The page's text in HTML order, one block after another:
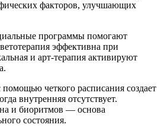
факторов, улучшающих
программы помогают
эффективна при
и арт-терапия активируют
четкого расписания создает
внутренняя отсутствует.
и биоритмов — основа
состояния.